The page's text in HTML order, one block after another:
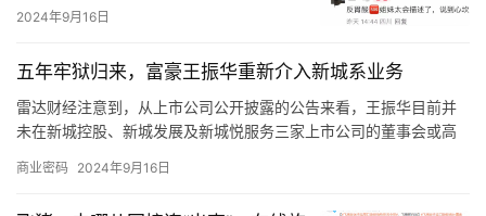
2024年9月16日
五年牢狱归来，富豪王振华重新介入新城系业务
雷达财经注意到，从上市公司公开披露的公告来看，王振华目前并
未在新城控股、新城发展及新城悦服务三家上市公司的董事会或高
据此前披露的2023年年报显示，王振华持有新城发展63.33%的股
商业密码 2024年9月16日